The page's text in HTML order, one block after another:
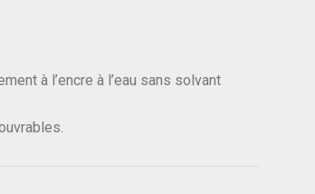
à l’encre à l’eau sans solvant